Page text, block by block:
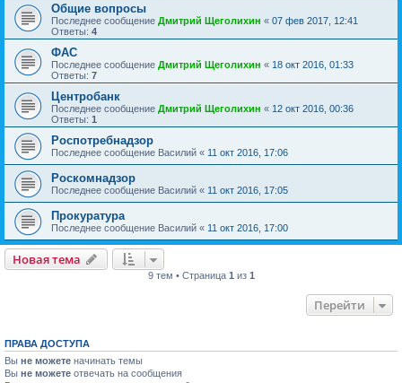
Общие вопросы
Последнее сообщение Дмитрий Щеголихин « 07 фев 2017, 12:41
Ответы: 4
ФАС
Последнее сообщение Дмитрий Щеголихин « 18 окт 2016, 01:33
Ответы: 7
Центробанк
Последнее сообщение Дмитрий Щеголихин « 12 окт 2016, 00:36
Ответы: 1
Роспотребнадзор
Последнее сообщение Василий « 11 окт 2016, 17:06
Роскомнадзор
Последнее сообщение Василий « 11 окт 2016, 17:05
Прокуратура
Последнее сообщение Василий « 11 окт 2016, 17:00
Новая тема
9 тем • Страница 1 из 1
Перейти
ПРАВА ДОСТУПА
Вы не можете начинать темы
Вы не можете отвечать на сообщения